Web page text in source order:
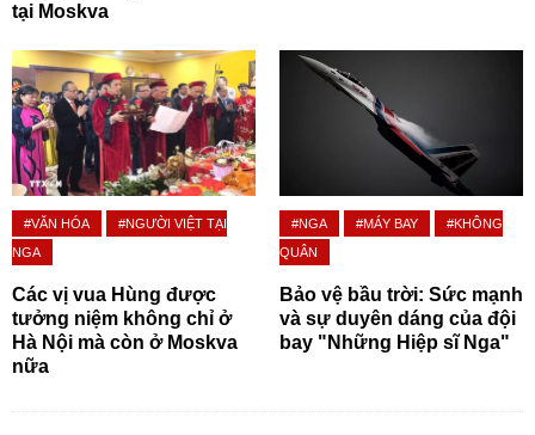
tại Moskva
#VĂN HÓA
#NGƯỜI VIỆT TẠI
NGA
Các vị vua Hùng được
tưởng niệm không chỉ ở
Hà Nội mà còn ở Moskva
nữa
#NGA #MÁY BAY
#KHÔNG
QUÂN
Bảo vệ bầu trời: Sức mạnh
và sự duyên dáng của đội
bay "Những Hiệp sĩ Nga"